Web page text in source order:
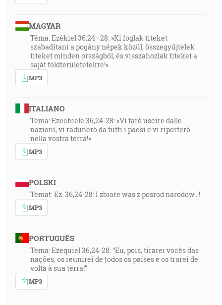
MAGYAR
Téma: Ezékiel 36:24–28: »Ki foglak titeket
szabadítani a pogány népek közül, összegyűjtelek
titeket minden országból, és visszahozlak titeket a
saját földterületetekre!«
MP3
ITALIANO
Tema: Ezechiele 36,24-28: «Vi farò uscire dalle
nazioni, vi radunerò da tutti i paesi e vi riporterò
nella vostra terra!»
MP3
POLSKI
Temat: Ez. 36,24-28: I zbiore was z posrod narodow...!
MP3
PORTUGUÊS
Tema: Ezequiel 36,24-28: “Eu, pois, tirarei vocês das
nações, os reunirei de todos os países e os trarei de
volta à sua terra!”
MP3